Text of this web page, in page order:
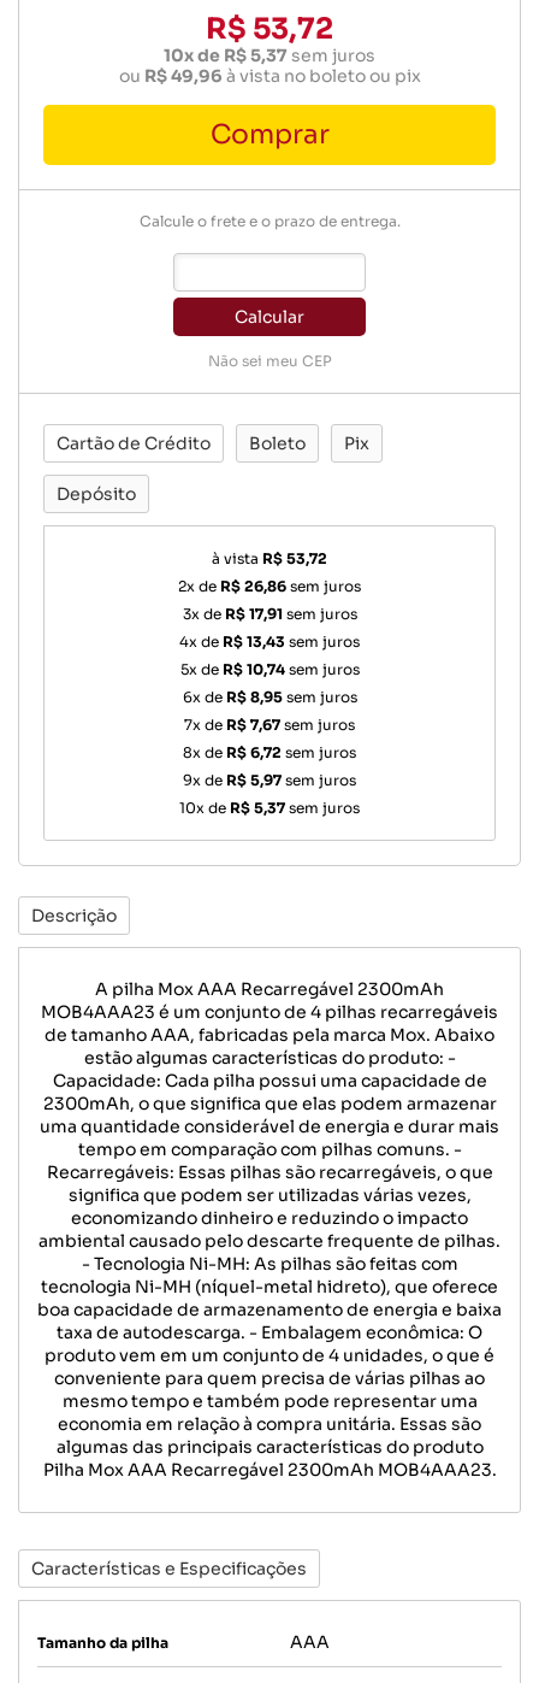
R$ 53,72
10x de R$ 5,37sem juros
ou R$ 49,96 à vista no boleto ou pix
Comprar
Calcule o frete e o prazo de entrega.
Calcular
Não sei meu CEP
Cartão de Crédito Boleto Pix
Depósito
à vista R$ 53,72
2x de R$ 26,86 sem juros
3x de R$ 17,91 sem juros
4x de R$ 13,43 sem juros
5x de R$ 10,74sem juros
6x de R$ 8,95sem juros
7x de R$ 7,67 sem juros
8x de R$ 6,72 sem juros
9x de R$ 5,97 sem juros
10x de R$ 5,37 sem juros
Descrição
A pilha Mox AAA Recarregável 2300mAh
MOB4AAA23 é um conjunto de 4 pilhas recarregáveis
de tamanho AAA, fabricadas pela marca Mox. Abaixo
estão algumas características do produto: -
Capacidade: Cada pilha possui uma capacidade de
2300mAh, o que significa que elas podem armazenar
uma quantidade considerável de energia e durar mais
tempo em comparação com pilhas comuns. -
Recarregáveis: Essas pilhas são recarregáveis, o que
significa que podem ser utilizadas várias vezes,
economizando dinheiro e reduzindo o impacto
ambiental causado pelo descarte frequente de pilhas.
- Tecnologia Ni-MH: As pilhas são feitas com
tecnologia Ni-MH (níquel-metal hidreto), que oferece
boa capacidade de armazenamento de energia e baixa
taxa de autodescarga. - Embalagem econômica: O
produto vem em um conjunto de 4 unidades, o que é
conveniente para quem precisa de várias pilhas ao
mesmo tempo e também pode representar uma
economia em relação à compra unitária. Essas são
algumas das principais características do produto
Pilha Mox AAA Recarregável 2300mAh MOB4AAA23.
Características e Especificações
Tamanho da pilha AAA